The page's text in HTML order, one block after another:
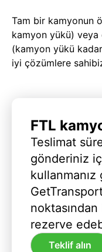
Tam bir kamyonun
kamyon yükü) veya
(kamyon yükü
iyi çözümlere
FTL
Teslimat
gönderiniz
rezerve
Teklif alın